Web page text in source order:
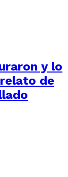
y lo
de